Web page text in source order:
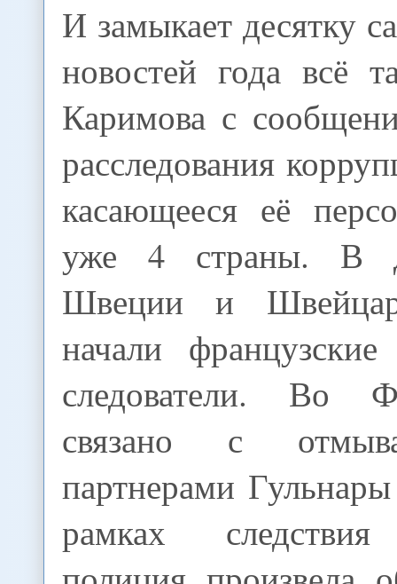
И замыкает десятку
новостей года всё
Каримова с
расследования
касающееся её
уже 4 страны. В
Швеции и
начали
следователи. Во
связано с
партнерами
рамках следствия